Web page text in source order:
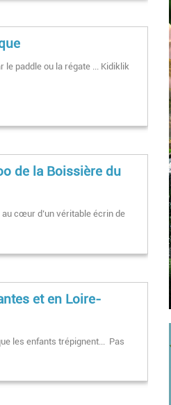
le paddle ou la régate ... Kidiklik
de la Boissière du
cœur d’un véritable écrin de
et en Loire-
les enfants trépignent... Pas